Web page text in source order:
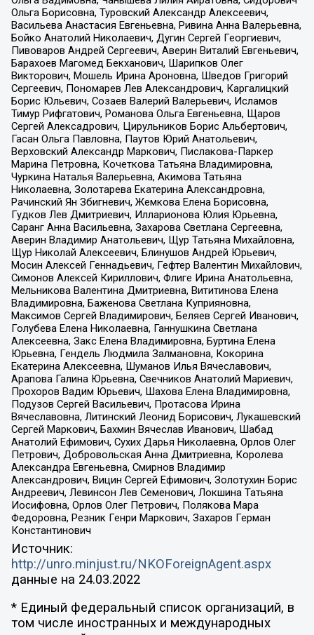
Ольга Борисовна, Туровский Александр Алексеевич,
Васильева Анастасия Евгеньевна, Ривина Анна Валерьевна,
Бойко Анатолий Николаевич, Дугин Сергей Георгиевич,
Пивоваров Андрей Сергеевич, Аверин Виталий Евгеньевич,
Барахоев Магомед Бекханович, Шарипков Олег
Викторович, Мошель Ирина Ароновна, Шведов Григорий
Сергеевич, Пономарев Лев Александрович, Каргалицкий
Борис Юльевич, Созаев Валерий Валерьевич, Исламов
Тимур Рифгатович, Романова Ольга Евгеньевна, Щаров
Сергей Алексадрович, Цирульников Борис Альбертович,
Гасан Ольга Павловна, Паутов Юрий Анатольевич,
Верховский Александр Маркович, Пислакова-Паркер
Марина Петровна, Кочеткова Татьяна Владимировна,
Чуркина Наталья Валерьевна, Акимова Татьяна
Николаевна, Золотарева Екатерина Александровна,
Рачинский Ян Збигневич, Жемкова Елена Борисовна,
Гудков Лев Дмитриевич, Илларионова Юлия Юрьевна,
Саранг Анна Васильевна, Захарова Светлана Сергеевна,
Аверин Владимир Анатольевич, Щур Татьяна Михайловна,
Щур Николай Алексеевич, Блинушов Андрей Юрьевич,
Мосин Алексей Геннадьевич, Гефтер Валентин Михайлович,
Симонов Алексей Кириллович, Флиге Ирина Анатольевна,
Мельникова Валентина Дмитриевна, Вититинова Елена
Владимировна, Баженова Светлана Куприяновна,
Максимов Сергей Владимирович, Беляев Сергей Иванович,
Голубева Елена Николаевна, Ганнушкина Светлана
Алексеевна, Закс Елена Владимировна, Буртина Елена
Юрьевна, Гендель Людмила Залмановна, Кокорина
Екатерина Алексеевна, Шуманов Илья Вячеславович,
Арапова Галина Юрьевна, Свечников Анатолий Мариевич,
Прохоров Вадим Юрьевич, Шахова Елена Владимировна,
Подузов Сергей Васильевич, Протасова Ирина
Вячеславовна, Литинский Леонид Борисович, Лукашевский
Сергей Маркович, Бахмин Вячеслав Иванович, Шабад
Анатолий Ефимович, Сухих Дарья Николаевна, Орлов Олег
Петрович, Добровольская Анна Дмитриевна, Королева
Александра Евгеньевна, Смирнов Владимир
Александрович, Вицин Сергей Ефимович, Золотухин Борис
Андреевич, Левинсон Лев Семенович, Локшина Татьяна
Иосифовна, Орлов Олег Петрович, Полякова Мара
Федоровна, Резник Генри Маркович, Захаров Герман
Константинович
Источник:
http://unro.minjust.ru/NKOForeignAgent.aspx
данные на 24.03.2022
* Единый федеральный список организаций, в
том числе иностранных и международных